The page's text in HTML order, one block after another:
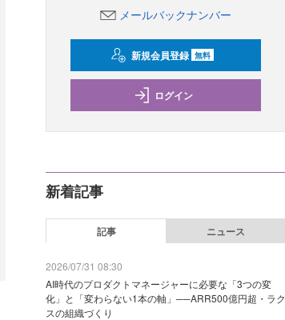
メールバックナンバー
新規会員登録 無料
ログイン
新着記事
記事 ニュース
2026/07/31 08:30
AI時代のプロダクトマネージャーに必要な「3つの変
化」と「変わらない1本の軸」──ARR500億円超・ラク
スの組織づくり